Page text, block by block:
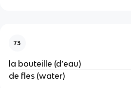
73
la bouteille (d’eau)
de fles (water)